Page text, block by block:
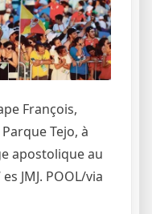
François,
Tejo, à
apostolique au
JMJ. POOL/via